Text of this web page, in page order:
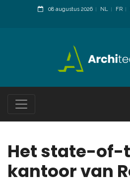
08 augustus 2026 NL FR
Het state-
kantoor van